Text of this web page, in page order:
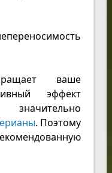
ваше
эффект
значительно
. Поэтому